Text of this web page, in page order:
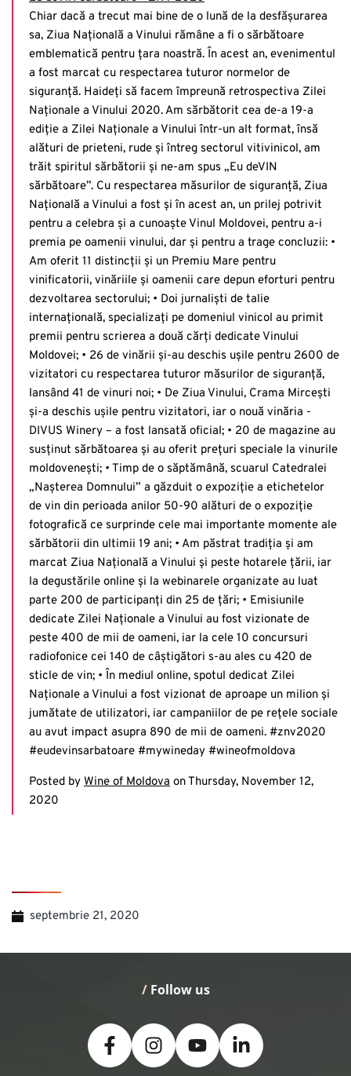
Chiar dacă a trecut mai bine de o lună de la desfășurarea
sa, Ziua Națională a Vinului rămâne a fi o sărbătoare
emblematică pentru țara noastră. În acest an, evenimentul
a fost marcat cu respectarea tuturor normelor de
siguranță. Haideți să facem împreună retrospectiva Zilei
Naționale a Vinului 2020. Am sărbătorit cea de-a 19-a
ediție a Zilei Naționale a Vinului într-un alt format, însă
alături de prieteni, rude și întreg sectorul vitivinicol, am
trăit spiritul sărbătorii și ne-am spus „Eu deVIN
sărbătoare”. Cu respectarea măsurilor de siguranță, Ziua
Națională a Vinului a fost și în acest an, un prilej potrivit
pentru a celebra și a cunoaște Vinul Moldovei, pentru a-i
premia pe oamenii vinului, dar și pentru a trage concluzii: •
Am oferit 11 distincții și un Premiu Mare pentru
vinificatorii, vinăriile și oamenii care depun eforturi pentru
dezvoltarea sectorului; • Doi jurnaliști de talie
internațională, specializați pe domeniul vinicol au primit
premii pentru scrierea a două cărți dedicate Vinului
Moldovei; • 26 de vinării și-au deschis ușile pentru 2600 de
vizitatori cu respectarea tuturor măsurilor de siguranță,
lansând 41 de vinuri noi; • De Ziua Vinului, Crama Mircești
și-a deschis ușile pentru vizitatori, iar o nouă vinăria -
DIVUS Winery – a fost lansată oficial; • 20 de magazine au
susținut sărbătoarea și au oferit prețuri speciale la vinurile
moldovenești; • Timp de o săptămână, scuarul Catedralei
„Nașterea Domnului” a găzduit o expoziție a etichetelor
de vin din perioada anilor 50-90 alături de o expoziție
fotografică ce surprinde cele mai importante momente ale
sărbătorii din ultimii 19 ani; • Am păstrat tradiția și am
marcat Ziua Națională a Vinului și peste hotarele țării, iar
la degustările online și la webinarele organizate au luat
parte 200 de participanți din 25 de țări; • Emisiunile
dedicate Zilei Naționale a Vinului au fost vizionate de
peste 400 de mii de oameni, iar la cele 10 concursuri
radiofonice cei 140 de câștigători s-au ales cu 420 de
sticle de vin; • În mediul online, spotul dedicat Zilei
Naționale a Vinului a fost vizionat de aproape un milion și
jumătate de utilizatori, iar campaniilor de pe rețele sociale
au avut impact asupra 890 de mii de oameni. #znv2020
#eudevinsarbatoare #mywineday #wineofmoldova
Posted by Wine of Moldova on Thursday, November 12,
2020
septembrie 21, 2020
/ Follow us